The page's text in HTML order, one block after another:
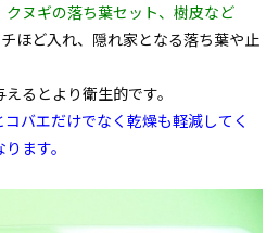
ヌギの落ち葉セット、樹皮など
ほど入れ、隠れ家となる落ち葉や止
るとより衛生的です。
バエだけでなく乾燥も軽減してく
ます。